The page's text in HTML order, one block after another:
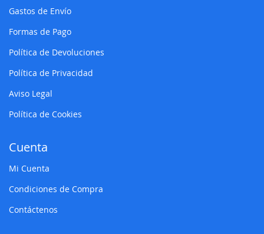
Gastos de Envío
Formas de Pago
Política de Devoluciones
Política de Privacidad
Aviso Legal
Política de Cookies
Cuenta
Mi Cuenta
Condiciones de Compra
Contáctenos